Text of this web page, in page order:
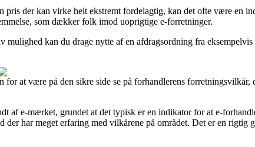
der kan virke helt ekstremt fordelagtig, kan det ofte være en
som dækker folk imod uoprigtige e-forretninger.
kan du drage nytte af en afdragsordning fra
at være på den sikre side se på forhandlerens forretningsvilkår,
af e-mærket, grundet at det typisk er en indikator for at e-
har meget erfaring med vilkårene på området. Det er en rigtig